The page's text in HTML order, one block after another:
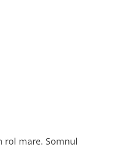
rol mare. Somnul